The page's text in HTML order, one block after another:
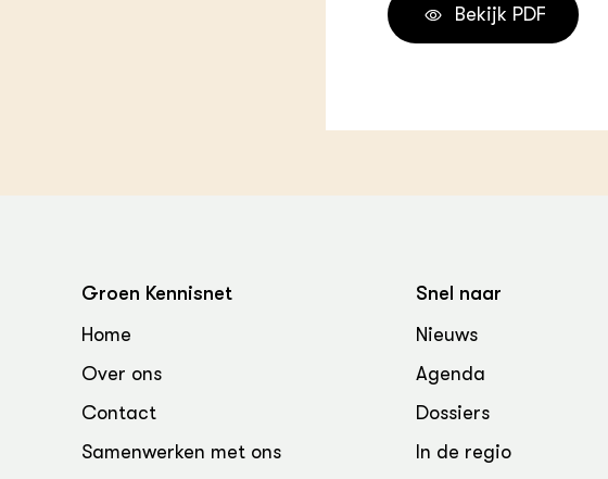
Invasieve exoten
Genetische diversiteit
Bekijk PDF
Groen Kennisnet
Home
Over ons
Contact
Samenwerken met ons
Snel naar
Nieuws
Agenda
Dossiers
In de regio